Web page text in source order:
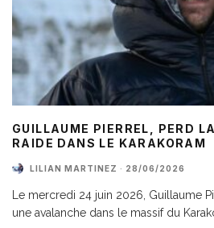
GUILLAUME PIERREL, PERD
RAIDE DANS LE KARAKORAM
LILIAN MARTINEZ · 28/06/2026
Le mercredi 24 juin 2026, Guillaume
une avalanche dans le massif du